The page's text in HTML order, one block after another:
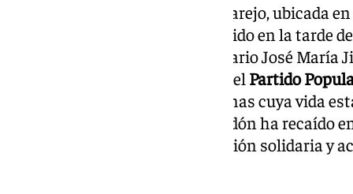
La Sala Antequerana Antonio Parejo, ubicada
Municipal de San Zoilo, ha acogido en la tarde
entrega del cuarto Premio Solidario José María
reconocimiento promovido por el Partido
labor social y humana de personas cuya vida
demás. En esta edición, el galardón ha recaído
antequerana de profunda vocación solidaria y